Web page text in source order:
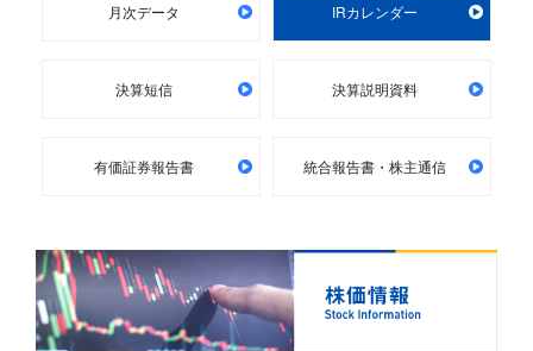
月次データ IRカレンダー
決算短信 決算説明資料
有価証券報告書 統合報告書・株主通信